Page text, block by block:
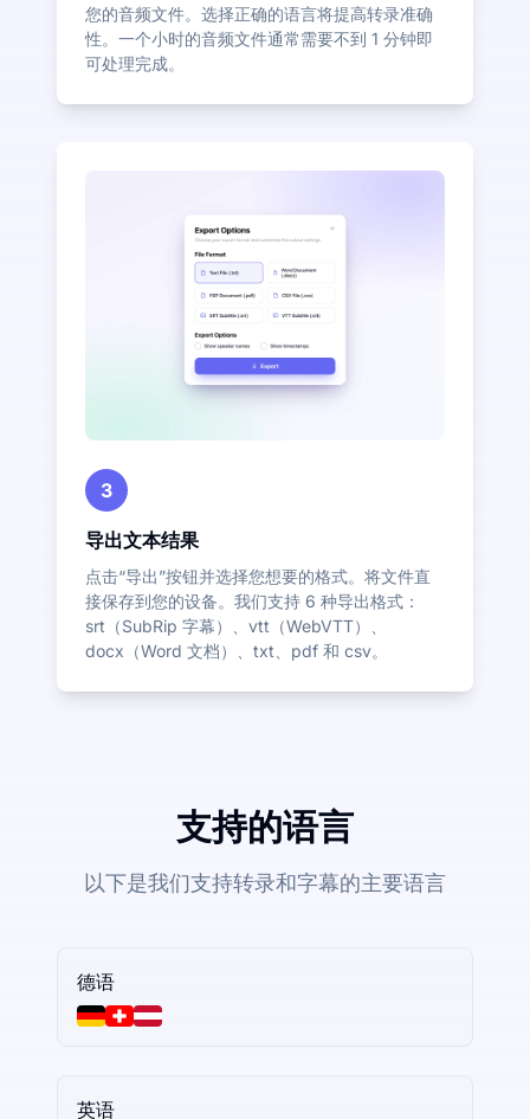
您的音频文件。选择正确的语言将提高转录准确
性。一个小时的音频文件通常需要不到 1 分钟即
可处理完成。
3
导出文本结果
点击“导出”按钮并选择您想要的格式。将文件直
接保存到您的设备。我们支持 6 种导出格式：
srt（SubRip 字幕）、vtt（WebVTT）、
docx（Word 文档）、txt、pdf 和 csv。
支持的语言
以下是我们支持转录和字幕的主要语言
德语
英语